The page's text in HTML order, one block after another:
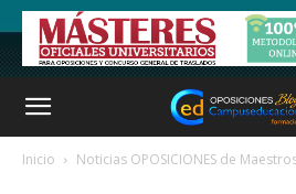
Inicio Noticias OPOSICIONES de